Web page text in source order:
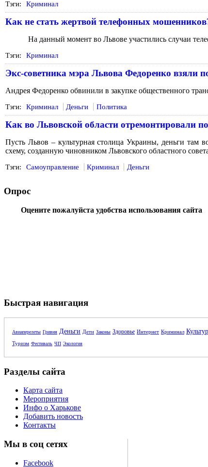
Тэги: Криминал
Как не стать жертвой телефонных
На данный момент во Львове участились случаи
Тэги: Криминал
Экс-советника мэра Львова Федоренко взяли
Андрея Федоренко обвинили в закупке общественного
Тэги: Криминал Деньги Политика
Как во Львовской области отремонтировали
Пусть Львов – культурная столица Украины, деньги там
схему, созданную чиновником Львовского областного
Тэги: Самоуправление Криминал Деньги
Опрос
Оцените пожалуйста удобства использования сайта
Быстрая навигация
Авиаперелеты Гривня Деньги Дети Законы Здоровье Интернет Криминал
Туризм Фестиваль ЧП Экология
Разделы сайта
Карта сайта
Мероприятия
Инфо о Харькове
Добавить новость
Контакты
Мы в соц сетях
Facebook